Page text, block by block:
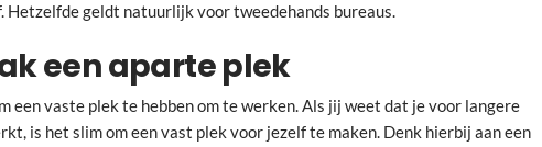
Hetzelfde geldt natuurlijk voor tweedehands bureaus.
een aparte plek
een vaste plek te hebben om te werken. Als jij weet dat je voor langere
is het slim om een vast plek voor jezelf te maken. Denk hierbij aan een